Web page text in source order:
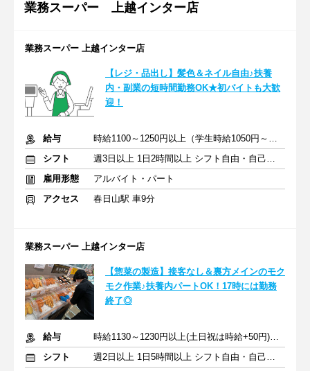
業務スーパー 上越インター店
業務スーパー 上越インター店
【レジ・品出し】髪色＆ネイル自由♪扶養
内・副業の短時間勤務OK★初バイトも大歓
迎！
給与
時給1100～1250円以上（学生時給1050円～）+交通費
シフト
週3日以上 1日2時間以上 シフト自由・自己申告
雇用形態
アルバイト・パート
アクセス
春日山駅 車9分
業務スーパー 上越インター店
【惣菜の製造】接客なし＆裏方メインのモク
モク作業♪扶養内パートOK！17時には勤務
終了◎
給与
時給1130～1230円以上(土日祝は時給+50円)+交通費
シフト
週2日以上 1日5時間以上 シフト自由・自己申告